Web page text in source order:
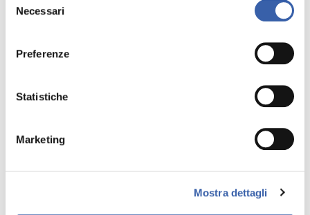
delNecessari
Preferenze
Statistiche
Marketing
Mostra dettagli